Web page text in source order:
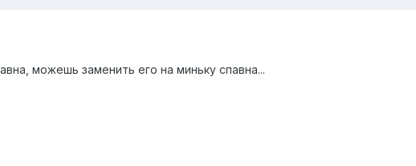
можешь заменить его на миньку спавна...